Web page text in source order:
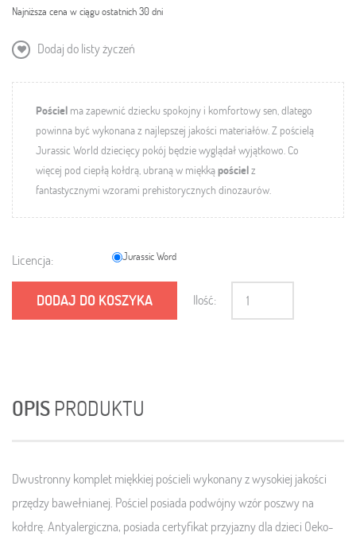
Najniższa cena w ciągu ostatnich 30 dni
Dodaj do listy życzeń
Pościel ma zapewnić dziecku spokojny i komfortowy sen, dlatego
powinna być wykonana z najlepszej jakości materiałów.Z pościelą
Jurassic World dziecięcy pokój będzie wyglądał wyjątkowo. Co
więcej pod ciepłą kołdrą, ubraną w miękkąpościelz
fantastycznymi wzorami prehistorycznych dinozaurów.
Licencja: Jurassic Word
DODAJ DO KOSZYKA Ilość:
OPIS PRODUKTU
Dwustronny komplet miękkiej pościeli wykonany z wysokiej jakości
przędzy bawełnianej. Pościel posiada podwójny wzór poszwy na
kołdrę. Antyalergiczna, posiada certyfikat przyjazny dla dzieci Oeko-